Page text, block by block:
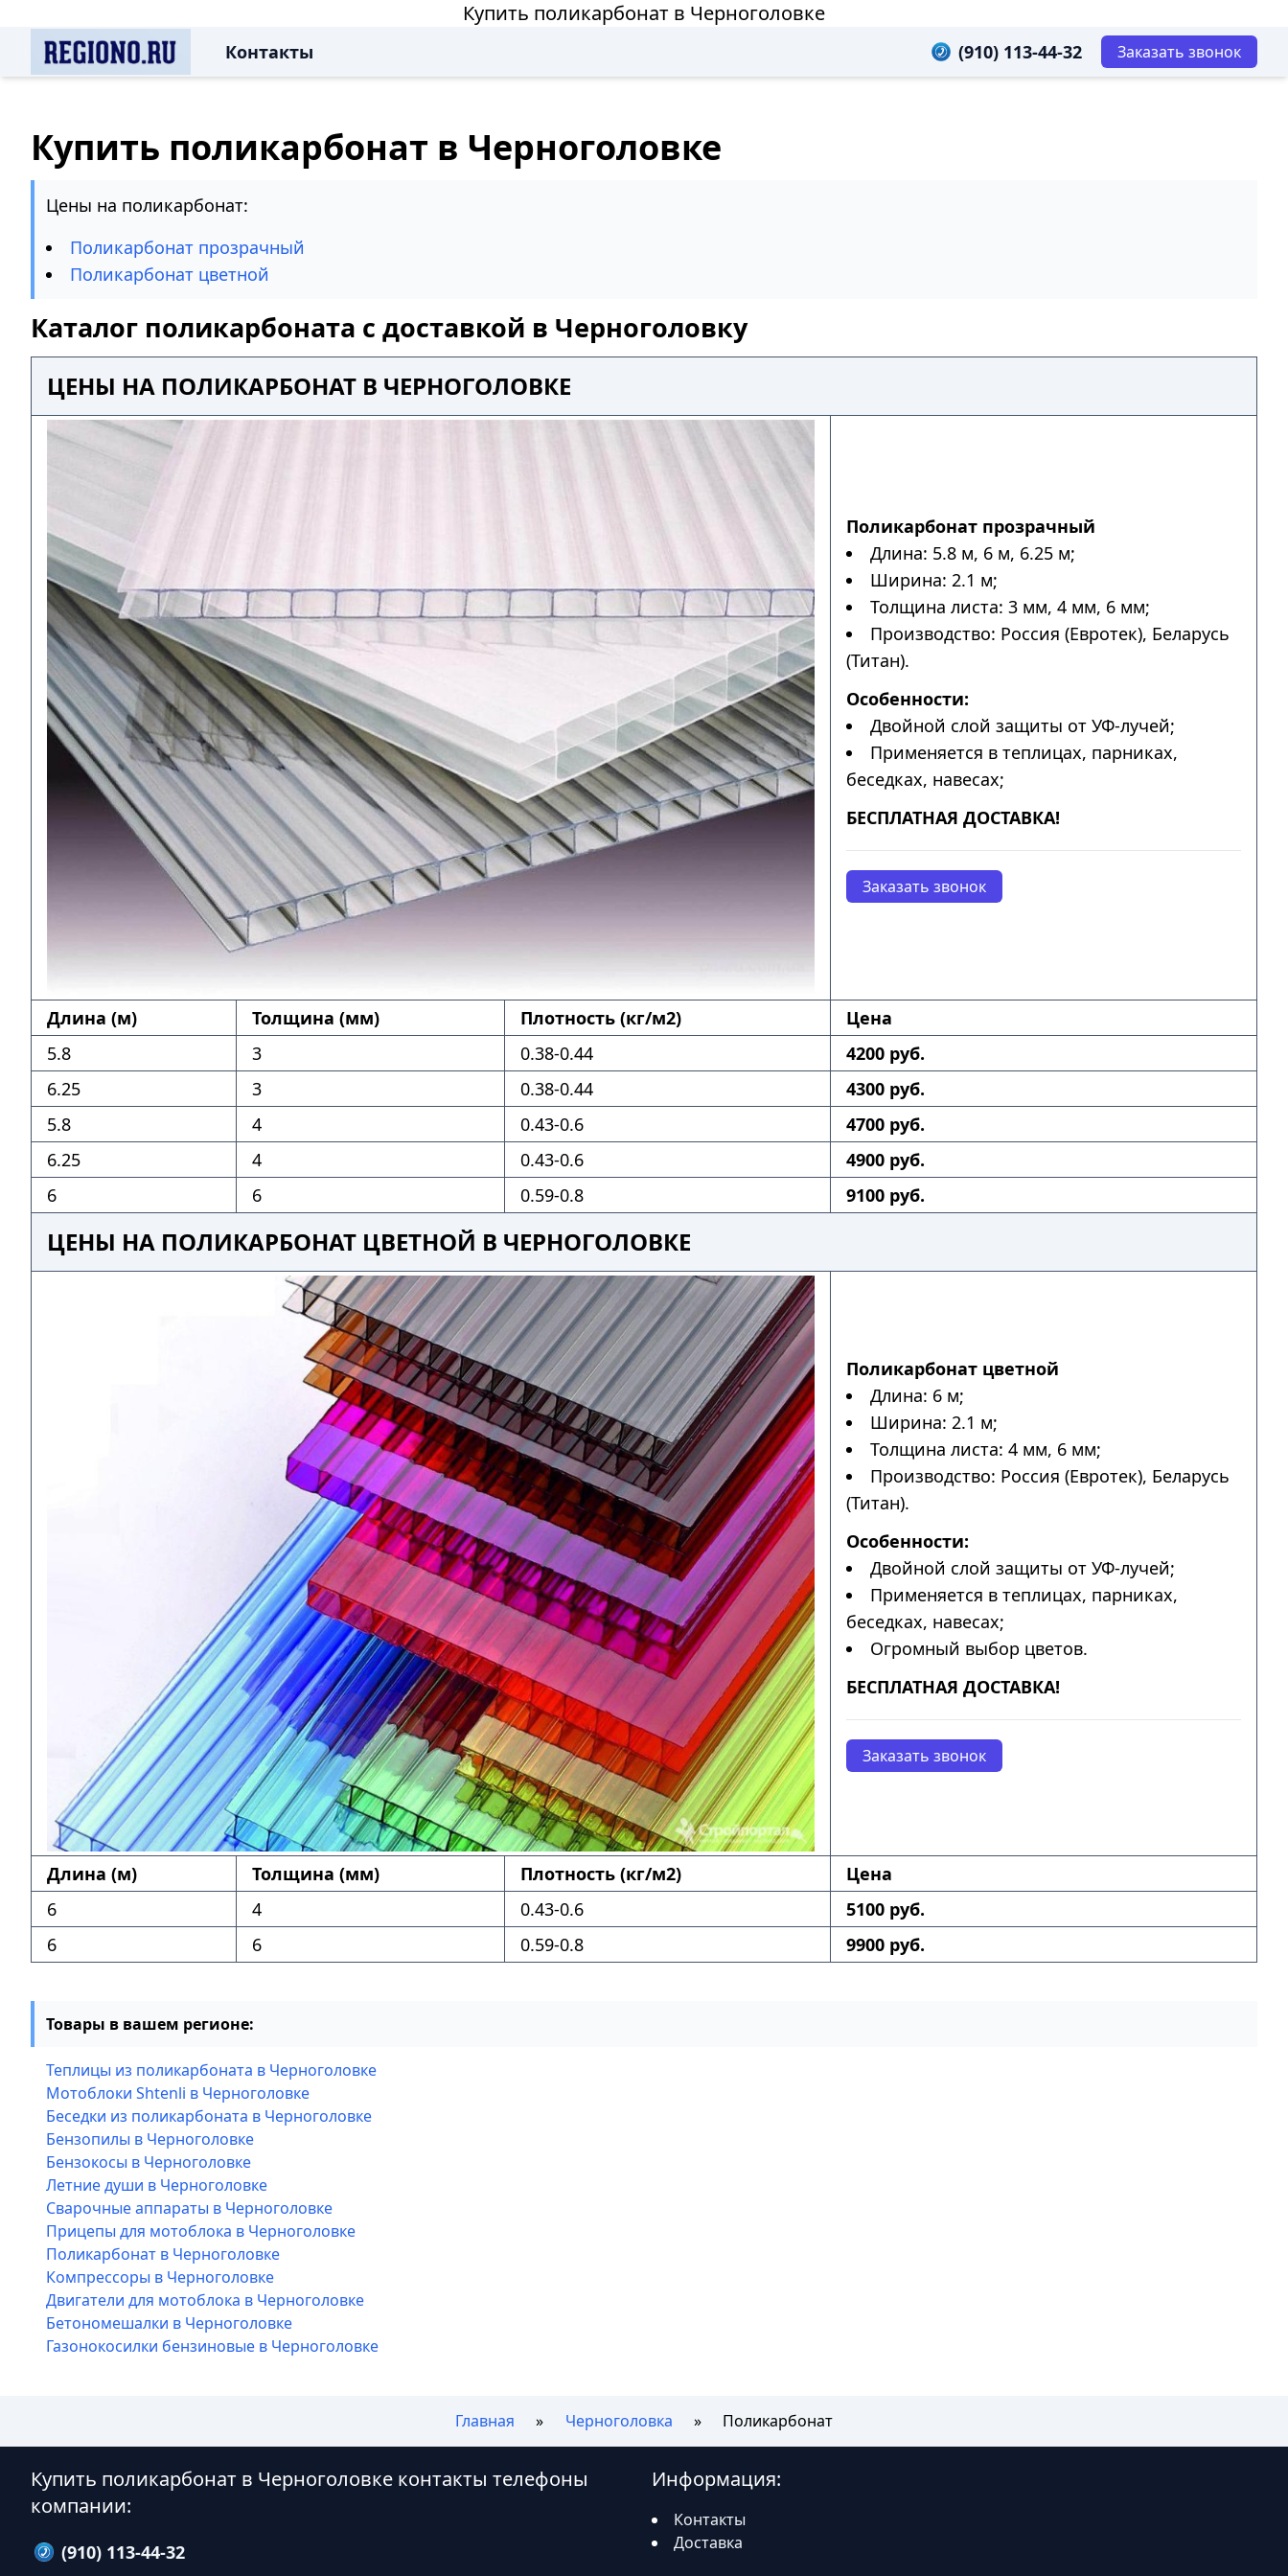
Купить поликарбонат в Черноголовке
Контакты (910) 113-44-32 Заказать звонок
Купить поликарбонат в Черноголовке
Цены на поликарбонат:
Поликарбонат прозрачный
Поликарбонат цветной
Каталог поликарбоната с доставкой в Черноголовку
ЦЕНЫ НА ПОЛИКАРБОНАТ В ЧЕРНОГОЛОВКЕ
Поликарбонат прозрачный
Длина: 5.8 м, 6 м, 6.25 м;
Ширина: 2.1 м;
Толщина листа: 3 мм, 4 мм, 6 мм;
Производство: Россия (Евротек), Беларусь
(Титан).
Особенности:
Двойной слой защиты от УФ-лучей;
Применяется в теплицах, парниках,
беседках, навесах;
БЕСПЛАТНАЯ ДОСТАВКА!
Заказать звонок
Длина (м) Толщина (мм) Плотность (кг/м2)
Цена
5.8
3 0.38-0.44
4200 руб.
6.25
3 0.38-0.44
4300 руб.
5.8
4 0.43-0.6
4700 руб.
6.25
4 0.43-0.6
4900 руб.
6
6 0.59-0.8 9100 руб.
ЦЕНЫ НА ПОЛИКАРБОНАТ ЦВЕТНОЙ В ЧЕРНОГОЛОВКЕ
Поликарбонат цветной
Длина: 6 м;
Ширина: 2.1 м;
Толщина листа: 4 мм, 6 мм;
Производство: Россия (Евротек), Беларусь
(Титан).
Особенности:
Двойной слой защиты от УФ-лучей;
Применяется в теплицах, парниках,
беседках, навесах;
Огромный выбор цветов.
БЕСПЛАТНАЯ ДОСТАВКА!
Заказать звонок
Длина (м) Толщина (мм) Плотность (кг/м2)
Цена
6
4 0.43-0.6
5100 руб.
6
6 0.59-0.8 9900 руб.
Товары в вашем регионе:
Теплицы из поликарбоната в Черноголовке
Мотоблоки Shtenli в Черноголовке
Беседки из поликарбоната в Черноголовке
Бензопилы в Черноголовке
Бензокосы в Черноголовке
Летние души в Черноголовке
Сварочные аппараты в Черноголовке
Прицепы для мотоблока в Черноголовке
Поликарбонат в Черноголовке
Компрессоры в Черноголовке
Двигатели для мотоблока в Черноголовке
Бетономешалки в Черноголовке
Газонокосилки бензиновые в Черноголовке
Главная Черноголовка Поликарбонат
Купить поликарбонат в Черноголовке контакты телефоны
компании:
(910) 113-44-32
Информация:
Контакты
Доставка